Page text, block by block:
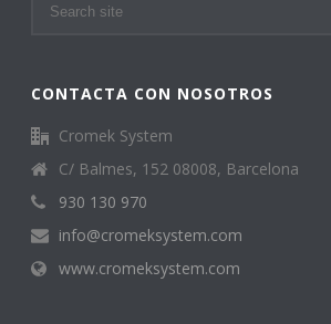
CONTACTA CON NOSOTROS
Cromek System
C/ Balmes, 152 08008, Barcelona
930 130 970
info@cromeksystem.com
www.cromeksystem.com